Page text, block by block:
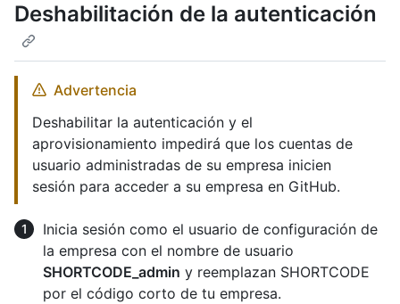
Deshabilitación de la autenticación
Advertencia
Deshabilitar la autenticación y el
aprovisionamiento impedirá que los cuentas de
usuario administradas de su empresa inicien
sesión para acceder a su empresa en GitHub.
Inicia sesión como el usuario de configuración de
la empresa con el nombre de usuario
SHORTCODE_admin y reemplazan SHORTCODE
por el código corto de tu empresa.